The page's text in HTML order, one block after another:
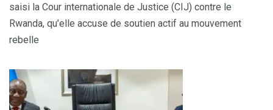
saisi la Cour internationale de Justice (CIJ) contre le
Rwanda, qu’elle accuse de soutien actif au mouvement
rebelle